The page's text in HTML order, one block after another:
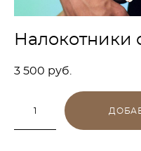
Налокотники
3 500 pуб.